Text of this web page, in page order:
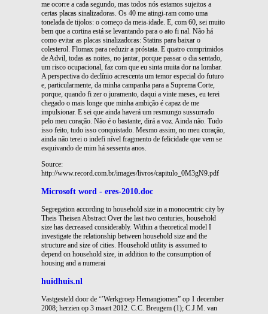
me ocorre a cada segundo, mas todos nós estamos sujeitos a
certas placas sinalizadoras. Os 40 me atingi-ram como uma
tonelada de tijolos: o começo da meia-idade. E, com 60, sei muito
bem que a cortina está se levantando para o ato fi nal. Não há
como evitar as placas sinalizadoras: Statins para baixar o
colesterol. Flomax para reduzir a próstata. E quatro comprimidos
de Advil, todas as noites, no jantar, porque passar o dia sentado,
um risco ocupacional, faz com que eu sinta muita dor na lombar.
A perspectiva do declínio acrescenta um temor especial do futuro
e, particularmente, da minha campanha para a Suprema Corte,
porque, quando fi zer o juramento, daqui a vinte meses, eu terei
chegado o mais longe que minha ambição é capaz de me
impulsionar. E sei que ainda haverá um resmungo sussurrado
pelo meu coração. Não é o bastante, dirá a voz. Ainda não. Tudo
isso feito, tudo isso conquistado. Mesmo assim, no meu coração,
ainda não terei o indefi nível fragmento de felicidade que vem se
esquivando de mim há sessenta anos.
Source:
http://www.record.com.br/images/livros/capitulo_0M3gN9.pdf
Microsoft word - eres-2010.doc
Segregation according to household size in a monocentric city by
Theis Theisen Abstract Over the last two centuries, household
size has decreased considerably. Within a theoretical model I
investigate the relationship between household size and the
structure and size of cities. Household utility is assumed to
depend on household size, in addition to the consumption of
housing and a numerai
huidhuis.nl
Vastgesteld door de ‘’Werkgroep Hemangiomen” op 1 december
2008; herzien op 3 maart 2012. C.C. Breugem (1); C.J.M. van